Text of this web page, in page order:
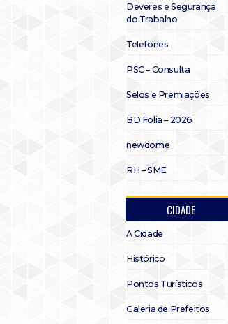
Deveres e Segurança
do Trabalho
Telefones
PSC – Consulta
Selos e Premiações
BD Folia – 2026
newdome
RH – SME
CIDADE
A Cidade
Histórico
Pontos Turísticos
Galeria de Prefeitos